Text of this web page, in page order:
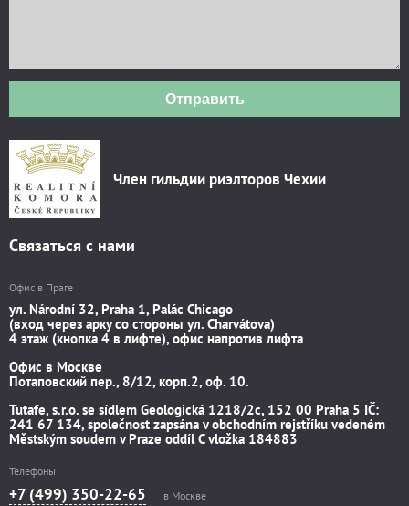
Отправить
Член гильдии риэлторов Чехии
Связаться с нами
Офис в Праге
ул. Národní 32, Praha 1, Palác Chicago
(вход через арку со стороны ул. Charvátova)
4 этаж (кнопка 4 в лифте), офис напротив лифта
Офис в Москве
Потаповский пер., 8/12, корп.2, оф. 10.
Tutafe, s.r.o. se sídlem Geologická 1218/2c, 152 00 Praha 5 IČ:
241 67 134, společnost zapsána v obchodním rejstříku vedeném
Městským soudem v Praze oddíl C vložka 184883
Телефоны
+7 (499) 350-22-65 в Москве